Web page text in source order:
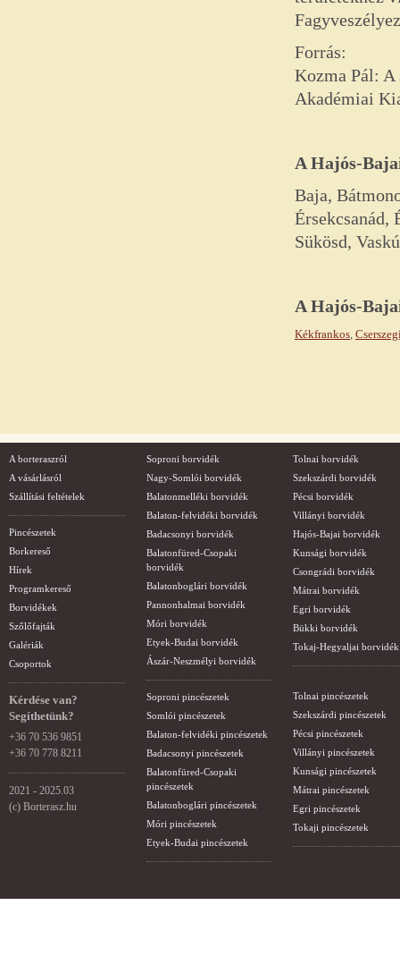
Forrás:
Kozma Pál: A
Akadémiai
A Hajós-
Baja,
Érsekcsanád,
Sükösd,
A Hajós-
Kékfrankos,
A borteraszról
A vásárlásról
Szállítási feltételek
Pincészetek
Borkereső
Hírek
Programkereső
Borvidékek
Szőlőfajták
Galériák
Csoportok
Kérdése van?
Segíthetünk?
+36 70 536 9851
+36 70 778 8211
2021 - 2025.03
(c) Borterasz.hu
Soproni borvidék
Nagy-Somlói borvidék
Balatonmelléki borvidék
Balaton-felvidéki borvidék
Badacsonyi borvidék
Balatonfüred-Csopaki
borvidék
Balatonboglári borvidék
Pannonhalmai borvidék
Móri borvidék
Etyek-Budai borvidék
Ászár-Neszmélyi borvidék
Soproni pincészetek
Somlói pincészetek
Balaton-felvidéki pincészetek
Badacsonyi pincészetek
Balatonfüred-Csopaki
pincészetek
Balatonboglári pincészetek
Móri pincészetek
Etyek-Budai pincészetek
Tolnai borvidék
Szekszárdi borvidék
Pécsi borvidék
Villányi borvidék
Hajós-Bajai borvidék
Kunsági borvidék
Csongrádi borvidék
Mátrai borvidék
Egri borvidék
Bükki borvidék
Tokaj-Hegyaljai borvidék
Tolnai pincészetek
Szekszárdi pincészetek
Pécsi pincészetek
Villányi pincészetek
Kunsági pincészetek
Mátrai pincészetek
Egri pincészetek
Tokaji pincészetek